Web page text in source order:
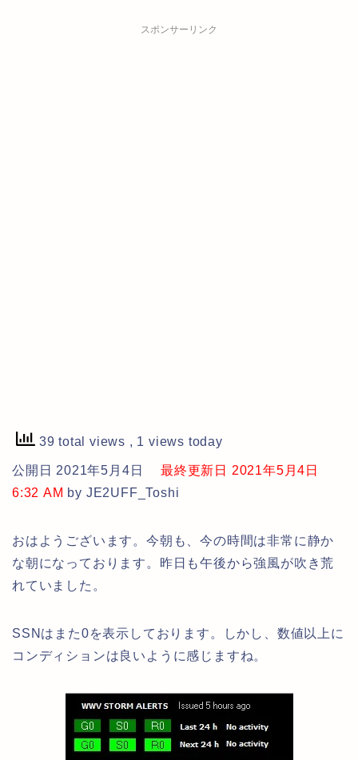
スポンサーリンク
39 total views , 1 views today
公開日 2021年5月4日
最終更新日 2021年5月4日
6:32 AM by JE2UFF_Toshi
おはようございます。今朝も、今の時間は非常に静か
な朝になっております。昨日も午後から強風が吹き荒
れていました。
SSNはまた0を表示しております。しかし、数値以上に
コンディションは良いように感じますね。